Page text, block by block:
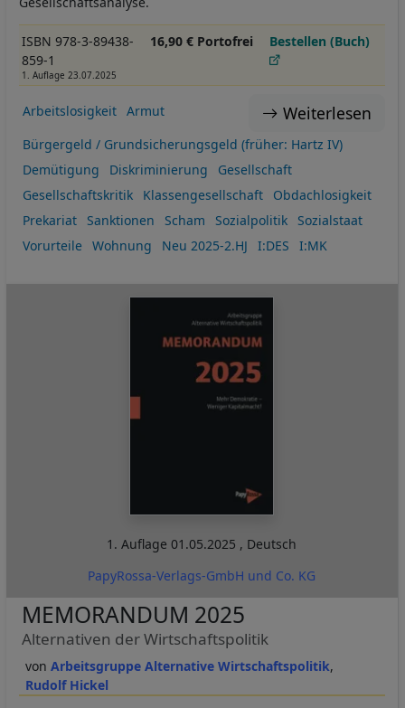
ISBN 978-3-89438-
859-1
1. Auflage 23.07.2025
16,90 € Portofrei Bestellen (Buch)
Weiterlesen
Arbeitslosigkeit
Armut
Bürgergeld / Grundsicherungsgeld (früher: Hartz IV)
Demütigung
Diskriminierung
Gesellschaft
Gesellschaftskritik
Klassengesellschaft
Obdachlosigkeit
Prekariat
Sanktionen Scham Sozialpolitik
Sozialstaat
Vorurteile
Wohnung Neu 2025-2.HJ I:DES I:MK
1. Auflage01.05.2025 , Deutsch
PapyRossa-Verlags-GmbH und Co. KG
Arbeitsgruppe Alternative Wirtschaftspolitik
Rudolf Hickel
MEMORANDUM 2025
Alternativen der Wirtschaftspolitik